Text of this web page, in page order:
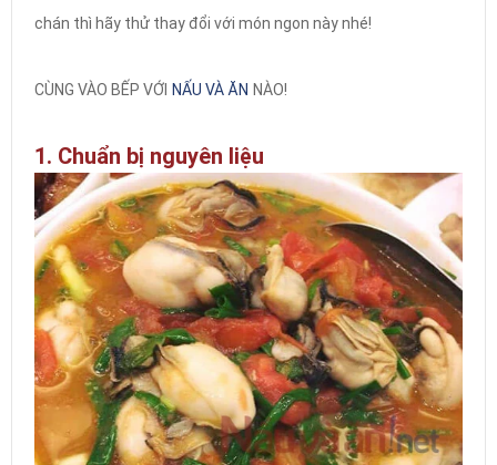
chán thì hãy thử thay đổi với món ngon này nhé!
CÙNG VÀO BẾP VỚI NẤU VÀ ĂN NÀO!
1. Chuẩn bị nguyên liệu